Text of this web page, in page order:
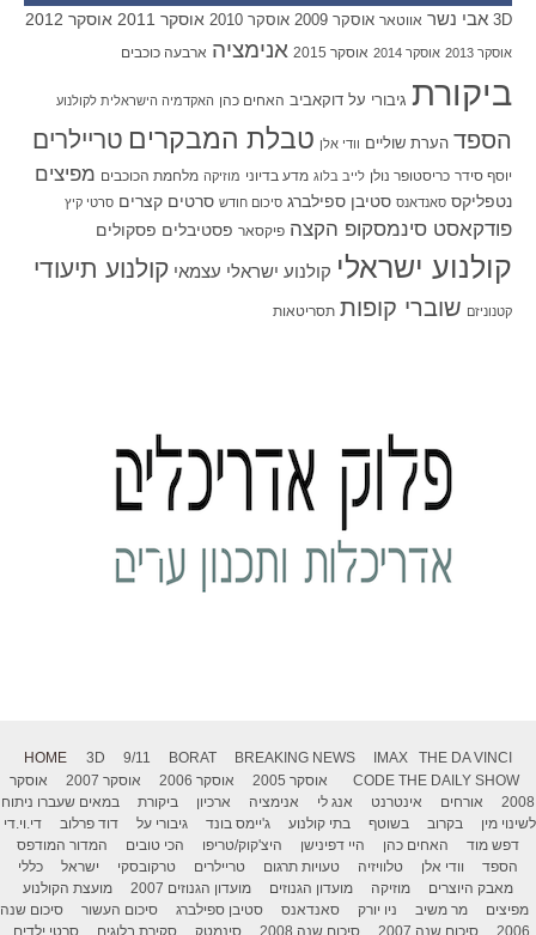
3D אבי נשר אווטאר אוסקר 2009 אוסקר 2010 אוסקר 2011 אוסקר 2012
אוסקר 2013 אוסקר 2014 אוסקר 2015 אנימציה ארבעה כוכבים
ביקורת גיבורי על דוקאביב האחים כהן האקדמיה הישראלית לקולנוע
הספד הערת שוליים וודי אלן טבלת המבקרים טריילרים
יוסף סידר כריסטופר נולן לייב בלוג מדע בדיוני מוזיקה מלחמת הכוכבים מפיצים
נטפליקס סאנדאנס סטיבן ספילברג סיכום חודש סרטים קצרים סרטי קיץ
פודקאסט סינמסקופ הקצה פיקסאר פסטיבלים פסקולים
קולנוע ישראלי קולנוע ישראלי עצמאי קולנוע תיעודי
קטנוניזם שוברי קופות תסריטאות
HOME 3D 9/11 BORAT BREAKING NEWS IMAX
THE DA VINCI
CODE THE DAILY SHOW אוסקר 2005 אוסקר 2006 אוסקר 2007
אוסקר
2008
אורחים אינטרנט אנג לי אנימציה ארכיון ביקורת
במאים שעברו ניתוח
לשינוי מין
בקרוב בשוטף בתי קולנוע ג'יימס בונד גיבורי על דוד פרלוב
די.וי.די
דפש מוד
האחים כהן היי דפינישן היצ'קוק/טריפו הכי טובים
המדור המודפס
הספד
וודי אלן טלוויזיה טעויות תרגום טריילרים טרקובסקי ישראל
כללי
מאבק היוצרים
מוזיקה מועדון הגנוזים מועדון הגנוזים 2007
מועצת הקולנוע
מפיצים
מר משיב ניו יורק סאנדאנס סטיבן ספילברג סיכום העשור
סיכום שנה